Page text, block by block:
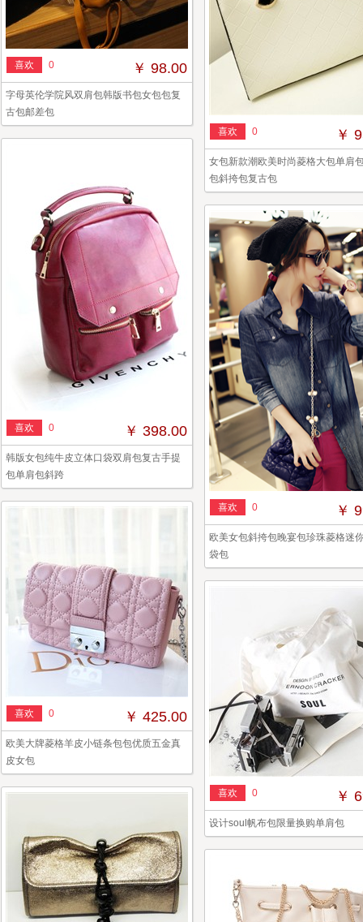
喜欢 0 ￥ 98.00
字母英伦学院风双肩包韩版书包女包包复
古包邮差包
喜欢
0 ￥
女包新款潮欧美时尚菱格大包单肩
包斜挎包复古包
喜欢 0 ￥ 398.00
韩版女包纯牛皮立体口袋双肩包复古手提
包单肩包斜跨
喜欢 0 ￥
欧美女包斜挎包晚宴包珍珠菱格迷
袋包
喜欢 0 ￥ 425.00
欧美大牌菱格羊皮小链条包包优质五金真
皮女包
喜欢 0 ￥
设计soul帆布包限量换购单肩包